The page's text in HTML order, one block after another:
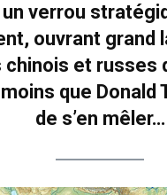
un verrou
ouvrant grand
et russes
moins que Donald
de s’en mêler…